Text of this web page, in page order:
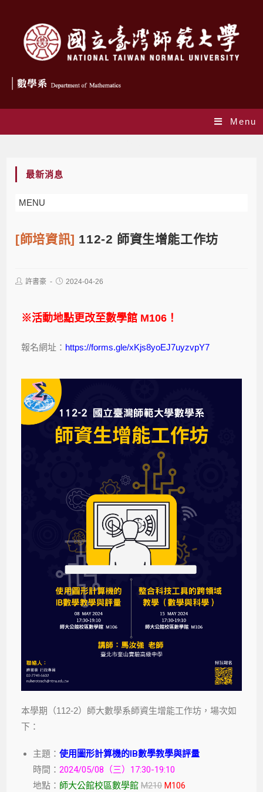
Menu
最新消息
MENU
[師培資訊] 112-2 師資生增能工作坊
許書豪 2024-04-26
※活動地點更改至數學館 M106 ！
報名網址： https://forms.gle/xKjs8yoEJ7uyzvpY7
本學期（112-2）師大數學系師資生增能工作坊，場次如
下：
主題：使用圖形計算機的IB數學教學與評量
時間：2024/05/08（三）17:30-19:10
地點： 師大公館校區數學館M210 M106